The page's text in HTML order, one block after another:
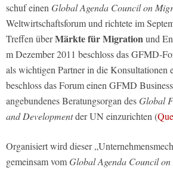
schuf einen Global Agenda Council on
Weltwirtschaftsforum und richtete im
Treffen überMärkte für Migrationund
m Dezember 2011 beschloss das GFMD-
als wichtigen Partner in die Konsultationen
beschloss das Forum einen GFMD
angebundenes Beratungsorgan desGlobal
and Developmentder UN einzurichten (
Organisiert wird dieser
gemeinsam vomGlobal Agenda Council